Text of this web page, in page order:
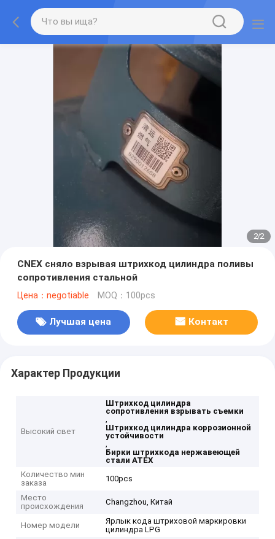
2/2
CNEX сняло взрывая штрихкод цилиндра поливы
сопротивления стальной
Цена：negotiable MOQ：100pcs
Лучшая цена Контакт
Характер Продукции
Высокий свет
Штрихкод цилиндра
сопротивления взрывать съемки
,
Штрихкод цилиндра коррозионной
устойчивости
,
Бирки штрихкода нержавеющей
стали ATEX
Количество мин
заказа
100pcs
Место
происхождения
Changzhou, Китай
Номер модели
Ярлык кода штриховой маркировки
цилиндра LPG